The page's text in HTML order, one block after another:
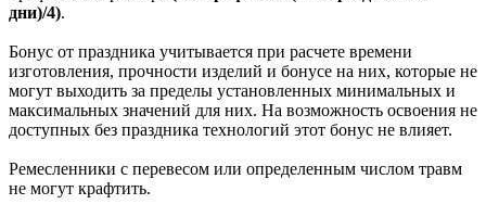
дни)/4).
Бонус от праздника учитывается при расчете времени
изготовления, прочности изделий и бонусе на них, которые не
могут выходить за пределы установленных минимальных и
максимальных значений для них. На возможность освоения не
доступных без праздника технологий этот бонус не влияет.
Ремесленники с перевесом или определенным числом травм
не могут крафтить.